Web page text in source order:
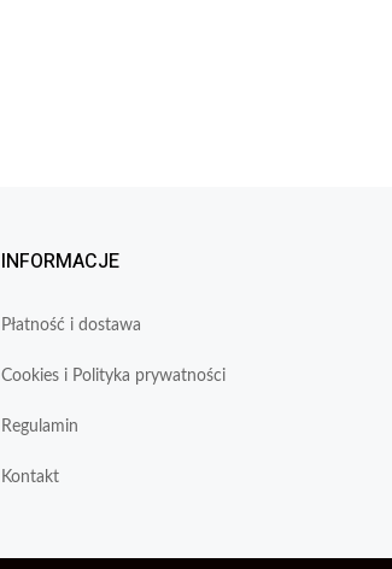
INFORMACJE
Płatność i dostawa
Cookies i Polityka prywatności
Regulamin
Kontakt